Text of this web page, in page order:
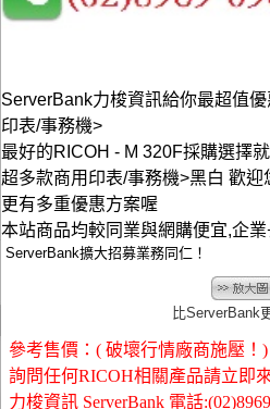
ServerBank力梭資訊給你最超值
印表/事務機>
最好的RICOH - M 320F採購選擇
超多款商用印表/事務機>黑白 歡
更有多重優惠方案喔
本站商品均較同業與網購便宜,企
ServerBank擴大招募業務同仁！
比ServerBank
參考售價：( 破壞行情廠商施壓！)
詢問任何RICOH相關產品請立即
力梭資訊 ServerBank 電話